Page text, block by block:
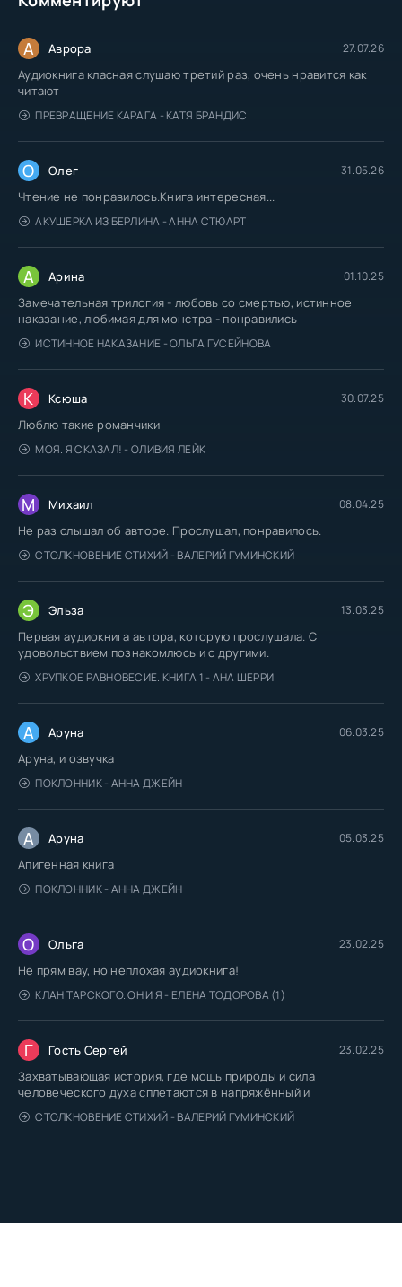
А Аврора 27.07.26
Аудиокнига класная слушаю третий раз, очень нравится как
читают
ПРЕВРАЩЕНИЕ КАРАГА - КАТЯ БРАНДИС
О Олег 31.05.26
Чтение не понравилось.Книга интересная...
АКУШЕРКА ИЗ БЕРЛИНА - АННА СТЮАРТ
А Арина 01.10.25
Замечательная трилогия - любовь со смертью, истинное
наказание, любимая для монстра - понравились
ИСТИННОЕ НАКАЗАНИЕ - ОЛЬГА ГУСЕЙНОВА
К Ксюша 30.07.25
Люблю такие романчики
МОЯ. Я СКАЗАЛ! - ОЛИВИЯ ЛЕЙК
М Михаил 08.04.25
Не раз слышал об авторе. Прослушал, понравилось.
СТОЛКНОВЕНИЕ СТИХИЙ - ВАЛЕРИЙ ГУМИНСКИЙ
Э Эльза 13.03.25
Первая аудиокнига автора, которую прослушала. С
удовольствием познакомлюсь и с другими.
ХРУПКОЕ РАВНОВЕСИЕ. КНИГА 1 - АНА ШЕРРИ
А Аруна 06.03.25
Аруна, и озвучка
ПОКЛОННИК - АННА ДЖЕЙН
А Аруна 05.03.25
Апигенная книга
ПОКЛОННИК - АННА ДЖЕЙН
О Ольга 23.02.25
Не прям вау, но неплохая аудиокнига!
КЛАН ТАРСКОГО. ОН И Я - ЕЛЕНА ТОДОРОВА (1)
Г Гость Сергей 23.02.25
Захватывающая история, где мощь природы и сила
человеческого духа сплетаются в напряжённый и
СТОЛКНОВЕНИЕ СТИХИЙ - ВАЛЕРИЙ ГУМИНСКИЙ